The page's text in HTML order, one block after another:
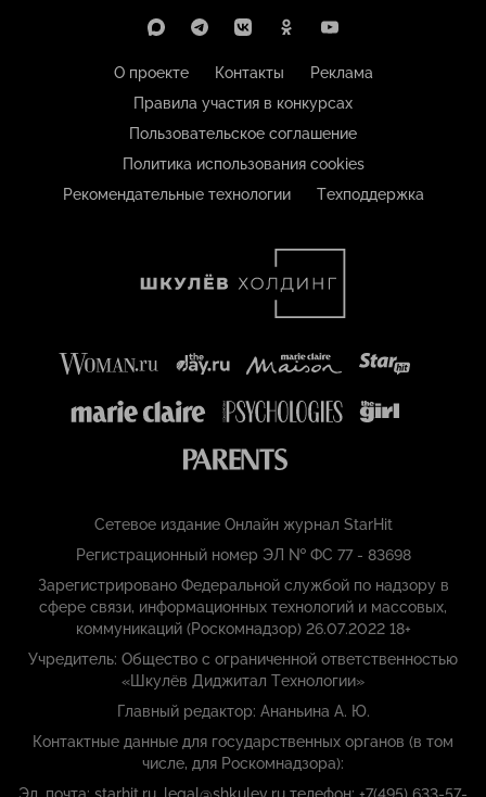
О проекте Контакты
Реклама
Правила участия в конкурсах
Пользовательское соглашение
Политика использования cookies
Рекомендательные технологии
Техподдержка
Сетевое издание Онлайн журнал StarHit
Регистрационный номер ЭЛ № ФС 77 - 83698
Зарегистрировано Федеральной службой по надзору в
сфере связи, информационных технологий и массовых,
коммуникаций (Роскомнадзор) 26.07.2022 18+
Учредитель: Общество с ограниченной ответственностью
«Шкулёв Диджитал Технологии»
Главный редактор: Ананьина А. Ю.
Контактные данные для государственных органов (в том
числе, для Роскомнадзора):